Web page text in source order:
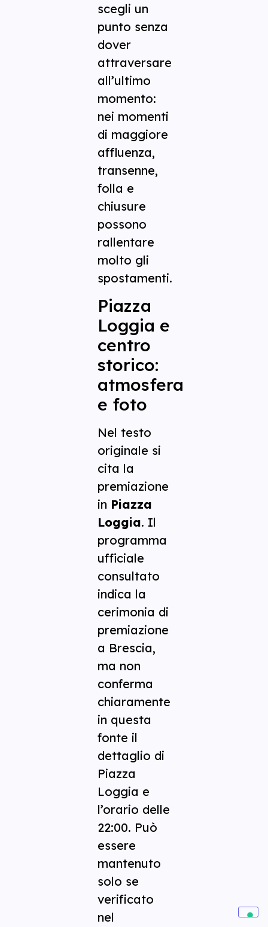
scegli un
punto senza
dover
attraversare
all’ultimo
momento:
nei momenti
di maggiore
affluenza,
transenne,
folla e
chiusure
possono
rallentare
molto gli
spostamenti.
Piazza
Loggia e
centro
storico:
atmosfera
e foto
Nel testo
originale si
cita la
premiazione
in Piazza
Loggia. Il
programma
ufficiale
consultato
indica la
cerimonia di
premiazione
a Brescia,
ma non
conferma
chiaramente
in questa
fonte il
dettaglio di
Piazza
Loggia e
l’orario delle
22:00. Può
essere
mantenuto
solo se
verificato
nel